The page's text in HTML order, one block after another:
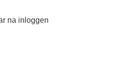
na inloggen